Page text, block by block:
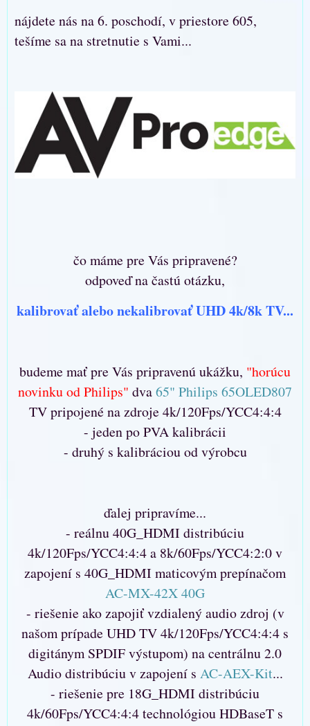
nájdete nás na 6. poschodí, v priestore 605,
tešíme sa na stretnutie s Vami...
čo máme pre Vás pripravené?
odpoveď na častú otázku,
kalibrovať alebo nekalibrovať UHD 4k/8k TV...
budeme mať pre Vás pripravenú ukážku, "horúcu
novinku od Philips" dva65" Philips 65OLED807
TV pripojené na zdroje 4k/120Fps/YCC4:4:4
- jeden po PVA kalibrácii
- druhý s kalibráciou od výrobcu
ďalej pripravíme...
- reálnu 40G_HDMI distribúciu
4k/120Fps/YCC4:4:4 a 8k/60Fps/YCC4:2:0 v
zapojení s 40G_HDMI maticovým prepínačom
AC-MX-42X 40G
- riešenie ako zapojiť vzdialený audio zdroj (v
našom prípade UHD TV 4k/120Fps/YCC4:4:4 s
digitánym SPDIF výstupom) na centrálnu 2.0
Audio distribúciu v zapojení s AC-AEX-Kit...
- riešenie pre 18G_HDMI distribúciu
4k/60Fps/YCC4:4:4 technológiou HDBaseT s